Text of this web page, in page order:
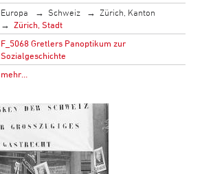
Europa Schweiz
Zürich, Kanton
Zürich, Stadt
F_5068 Gretlers Panoptikum zur
Sozialgeschichte
mehr…